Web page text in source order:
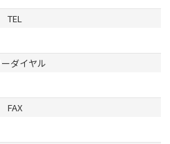
TEL
ダイヤル
FAX